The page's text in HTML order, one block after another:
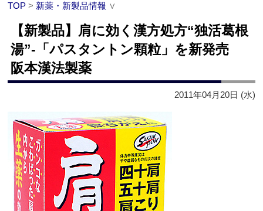
TOP > 新薬・新製品情報 ∨
【新製品】肩に効く漢方処方“独活葛根
湯”‐「パスタントン顆粒」を新発売
阪本漢法製薬
2011年04月20日 (水)